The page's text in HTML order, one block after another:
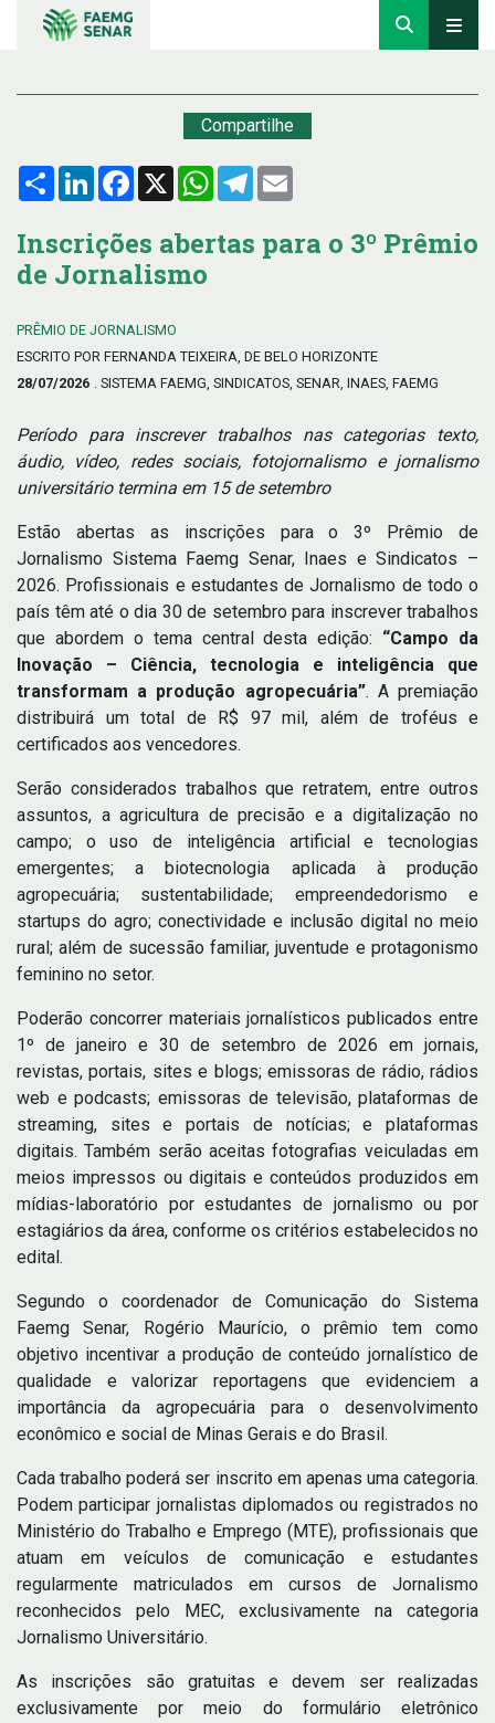
Compartilhe
Compartilhar
LinkedInFacebook
X WhatsApp
Telegram
Inscrições abertas para o 3º Prêmio
de Jornalismo
PRÊMIO DE JORNALISMO
ESCRITO POR FERNANDA TEIXEIRA, DE BELO HORIZONTE
28/07/2026 . SISTEMA FAEMG, SINDICATOS, SENAR, INAES, FAEMG
Período para inscrever trabalhos nas categorias texto,
áudio, vídeo, redes sociais, fotojornalismo e jornalismo
universitário termina em 15 de setembro
Estão abertas as inscrições para o 3º Prêmio de
Jornalismo Sistema Faemg Senar, Inaes e Sindicatos –
2026. Profissionais e estudantes de Jornalismo de todo o
país têm até o dia 30 de setembro para inscrever trabalhos
que abordem o tema central desta edição: “Campo da
Inovação – Ciência, tecnologia e inteligência que
transformam a produção agropecuária”. A premiação
distribuirá um total de R$ 97 mil, além de troféus e
certificados aos vencedores.
Serão considerados trabalhos que retratem, entre outros
assuntos, a agricultura de precisão e a digitalização no
campo; o uso de inteligência artificial e tecnologias
emergentes; a biotecnologia aplicada à produção
agropecuária; sustentabilidade; empreendedorismo e
startups do agro; conectividade e inclusão digital no meio
rural; além de sucessão familiar, juventude e protagonismo
feminino no setor.
Poderão concorrer materiais jornalísticos publicados entre
1º de janeiro e 30 de setembro de 2026 em jornais,
revistas, portais, sites e blogs; emissoras de rádio, rádios
web e podcasts; emissoras de televisão, plataformas de
streaming, sites e portais de notícias; e plataformas
digitais. Também serão aceitas fotografias veiculadas em
meios impressos ou digitais e conteúdos produzidos em
mídias-laboratório por estudantes de jornalismo ou por
estagiários da área, conforme os critérios estabelecidos no
edital.
Segundo o coordenador de Comunicação do Sistema
Faemg Senar, Rogério Maurício, o prêmio tem como
objetivo incentivar a produção de conteúdo jornalístico de
qualidade e valorizar reportagens que evidenciem a
importância da agropecuária para o desenvolvimento
econômico e social de Minas Gerais e do Brasil.
Cada trabalho poderá ser inscrito em apenas uma categoria.
Podem participar jornalistas diplomados ou registrados no
Ministério do Trabalho e Emprego (MTE), profissionais que
atuam em veículos de comunicação e estudantes
regularmente matriculados em cursos de Jornalismo
reconhecidos pelo MEC, exclusivamente na categoria
Jornalismo Universitário.
As inscrições são gratuitas e devem ser realizadas
exclusivamente por meio do formulário eletrônico